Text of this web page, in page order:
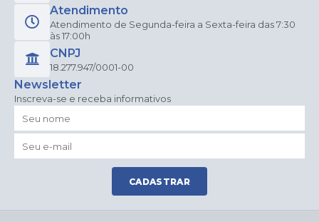
Atendimento
Atendimento de Segunda-feira a Sexta-feira das 7:30
às 17:00h
CNPJ
18.277.947/0001-00
Newsletter
Inscreva-se e receba informativos
CADASTRAR